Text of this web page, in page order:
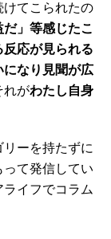
けてこられたの
」等感じたこ
応が見られる
になり見聞が広
れがわたし自身
ーを持たずに
て発信してい
イフでコラム